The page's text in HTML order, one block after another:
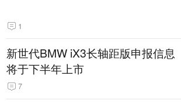
1
新世代BMW iX3长轴距版申报信息
将于下半年上市
7